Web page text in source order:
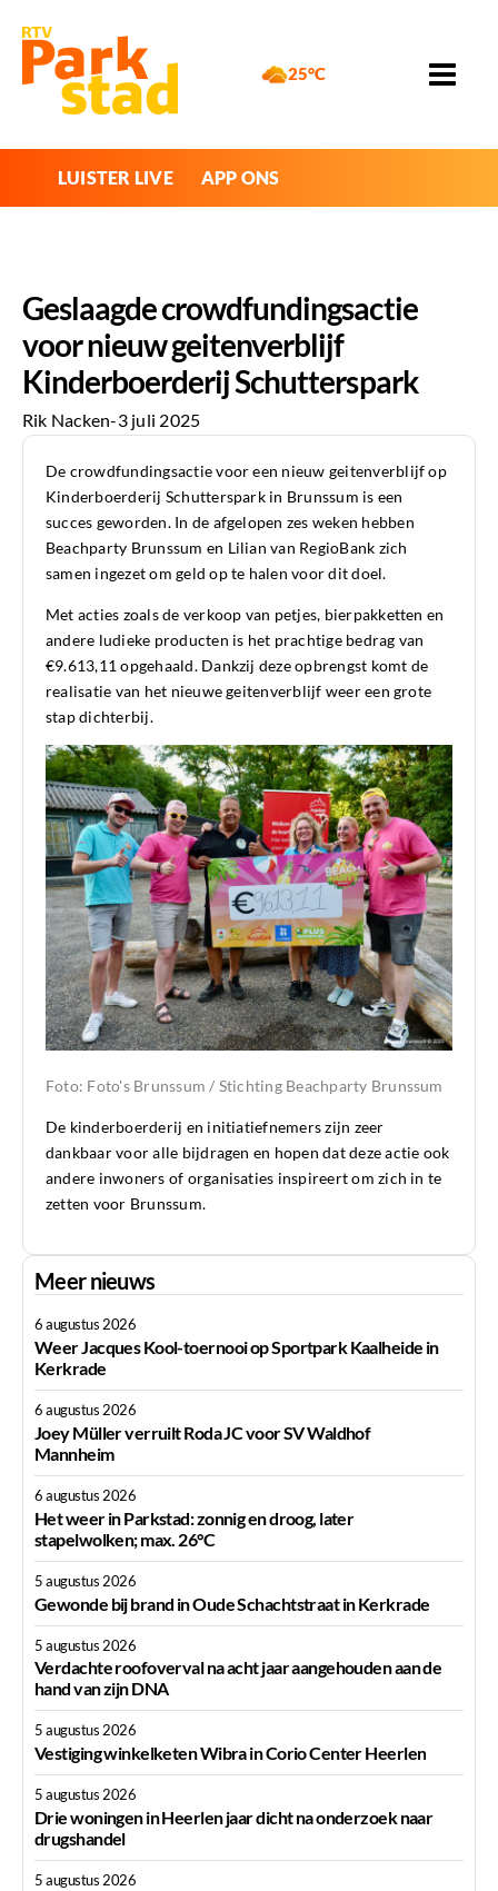
25°C
LUISTER LIVE APP ONS
Geslaagde crowdfundingsactie
voor nieuw geitenverblijf
Kinderboerderij Schutterspark
Rik Nacken-3 juli 2025
De crowdfundingsactie voor een nieuw geitenverblijf op
Kinderboerderij Schutterspark in Brunssum is een
succes geworden. In de afgelopen zes weken hebben
Beachparty Brunssum en Lilian van RegioBank zich
samen ingezet om geld op te halen voor dit doel.
Met acties zoals de verkoop van petjes, bierpakketten en
andere ludieke producten is het prachtige bedrag van
€9.613,11 opgehaald. Dankzij deze opbrengst komt de
realisatie van het nieuwe geitenverblijf weer een grote
stap dichterbij.
Foto: Foto's Brunssum / Stichting Beachparty Brunssum
De kinderboerderij en initiatiefnemers zijn zeer
dankbaar voor alle bijdragen en hopen dat deze actie ook
andere inwoners of organisaties inspireert om zich in te
zetten voor Brunssum.
Meer nieuws
6 augustus 2026
Weer Jacques Kool-toernooi op Sportpark Kaalheide in
Kerkrade
6 augustus 2026
Joey Müller verruilt Roda JC voor SV Waldhof
Mannheim
6 augustus 2026
Het weer in Parkstad: zonnig en droog, later
stapelwolken; max. 26°C
5 augustus 2026
Gewonde bij brand in Oude Schachtstraat in Kerkrade
5 augustus 2026
Verdachte roofoverval na acht jaar aangehouden aan de
hand van zijn DNA
5 augustus 2026
Vestiging winkelketen Wibra in Corio Center Heerlen
5 augustus 2026
Drie woningen in Heerlen jaar dicht na onderzoek naar
drugshandel
5 augustus 2026